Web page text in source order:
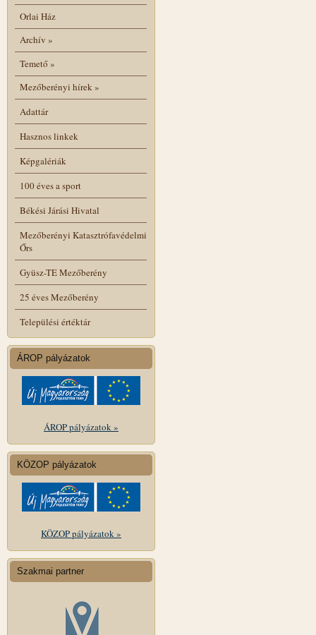
Orlai Ház
Archív »
Temető»
Mezőberényi hírek»
Adattár
Hasznos linkek
Képgalériák
100 éves a sport
Békési Járási Hivatal
Mezőberényi Katasztrófavédelmi
Őrs
Gyüsz-TE Mezőberény
25 éves Mezőberény
Települési értéktár
ÁROP pályázatok
ÁROP pályázatok »
KÖZOP pályázatok
KÖZOP pályázatok »
Szakmai partner